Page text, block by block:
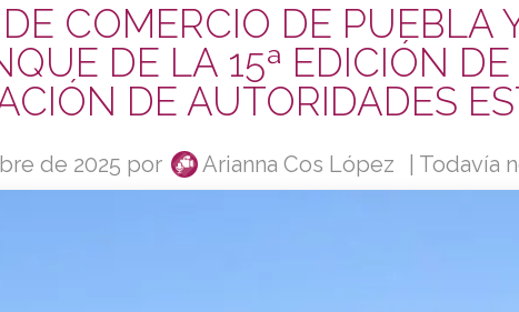
COMERCIO DE
DE LA 15ª EDICIÓN
DE AUTORIDADES
de 2025 por Arianna Cos López | Todavía